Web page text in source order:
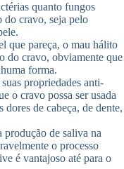
quanto fungos
do cravo, seja pelo
que pareça, o mau hálito
do cravo, obviamente que
forma.
propriedades anti-
o cravo possa ser usada
de cabeça, de dente,
produção de saliva na
o processo
é vantajoso até para o